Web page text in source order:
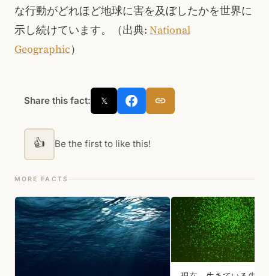
な行動がどれほど地球に害を及ぼしたかを世界に
示し続けています。（出典: National
Geographic）
Share this fact: 𝕏
👍 Be the first to like this!
MORE FACTS